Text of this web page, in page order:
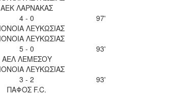
ΑΕΚ ΛΑΡΝΑΚΑΣ
4 - 0
ΛΕΥΚΩΣΙΑΣ
97'
ΛΕΥΚΩΣΙΑΣ
5 - 0
ΑΕΛ ΛΕΜΕΣΟΥ
93'
ΛΕΥΚΩΣΙΑΣ
3 - 2
ΠΑΦΟΣ F.C.
93'